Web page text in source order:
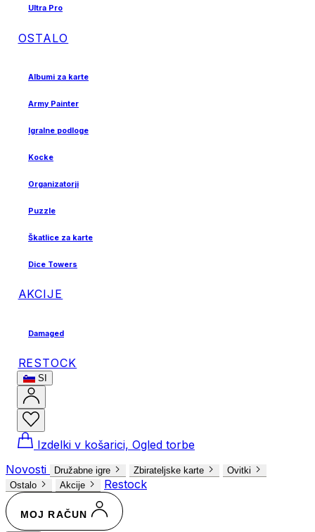
Ultra Pro
OSTALO
Albumi za karte
Army Painter
Igralne podloge
Kocke
Organizatorji
Puzzle
Škatlice za karte
Dice Towers
AKCIJE
Damaged
RESTOCK
SI
Izdelki v košarici, Ogled torbe
Novosti
Družabne igre Zbirateljske karte
Ovitki
Ostalo
Akcije Restock
MOJ RAČUN